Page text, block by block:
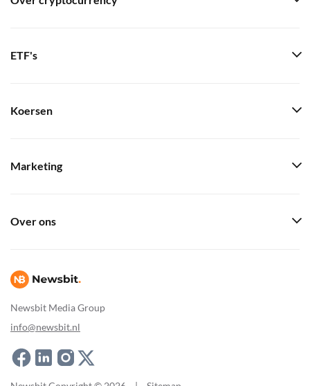
Newsbit Media Group
info@newsbit.nl
ETF's
Koersen
Marketing
Over ons